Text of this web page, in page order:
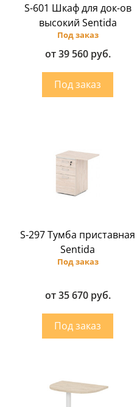
S-601 Шкаф для док-ов
высокий Sentida
Под заказ
от 39 560 руб.
S-297 Тумба приставная
Sentida
Под заказ
от 35 670 руб.